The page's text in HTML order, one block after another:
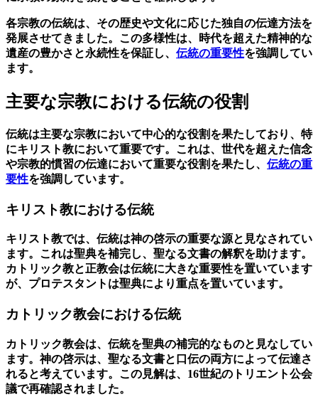
各宗教の伝統は、その歴史や文化に応じた独自の伝達方法を
発展させてきました。この多様性は、時代を超えた精神的な
遺産の豊かさと永続性を保証し、 伝統の重要性を強調してい
ます。
主要な宗教における伝統の役割
伝統は主要な宗教において中心的な役割を果たしており、特
にキリスト教において重要です。これは、世代を超えた信念
や宗教的慣習の伝達において重要な役割を果たし、 伝統の重
要性を強調しています。
キリスト教における伝統
キリスト教では、伝統は神の啓示の重要な源と見なされてい
ます。これは聖典を補完し、聖なる文書の解釈を助けます。
カトリック教と正教会は伝統に大きな重要性を置いています
が、 プロテスタント は聖典により重点を置いています。
カトリック教会における伝統
カトリック教会は、伝統を聖典の補完的なものと見なしてい
ます。神の啓示は、聖なる文書と口伝の両方によって伝達さ
れると考えています。この見解は、16世紀のトリエント公会
議で再確認されました。